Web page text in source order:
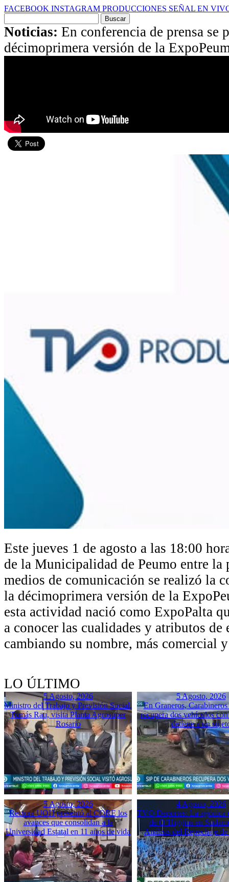
FACEBOOK INSTAGRAM PRODUCCIONES SEÑAL EN
por:
Noticias: En conferencia de prensa se
décimoprimera versión de la
Este jueves 1 de agosto a las 18:00
de la Municipalidad de Peumo entre la
medios de comunicación se realizó la
la décimoprimera versión de la
esta actividad nació como ExpoPalta
a conocer las cualidades y atributos de
cambiando su nombre, más comercial
LO ÚLTIMO
5 Agosto, 2026
Ministro del Trabajo y Previsión Social,
Tomás Rau, visita Planta Agrosuper
Rosario
5 Agosto, 2026
En Graneros,
recupera dos vehículos
detiene a un
5 Agosto, 2026
Rectora UOH presentó al CORE los
avances que consolidan a la
Universidad Estatal en 11 años de vida
4 Agosto, 2026
TVO Deportes: La agónica
de O’Higgins en
Análisis del Repechaje de